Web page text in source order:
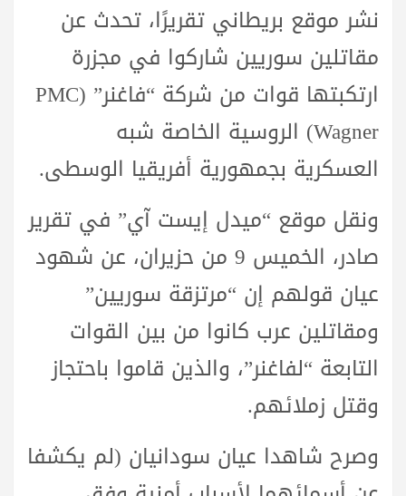
نشر موقع بريطاني تقريرًا، تحدث عن
مقاتلين سوريين شاركوا في مجزرة
ارتكبتها قوات من شركة “فاغنر” (PMC
Wagner) الروسية الخاصة شبه
العسكرية بجمهورية أفريقيا الوسطى.
ونقل موقع “ميدل إيست آي” في تقرير
صادر، الخميس 9 من حزيران، عن شهود
عيان قولهم إن “مرتزقة سوريين”
ومقاتلين عرب كانوا من بين القوات
التابعة “لفاغنر”، والذين قاموا باحتجاز
وقتل زملائهم.
وصرح شاهدا عيان سودانيان (لم يكشفا